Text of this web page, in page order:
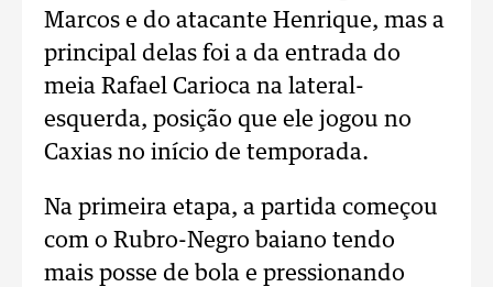
Marcos e do atacante Henrique, mas a
principal delas foi a da entrada do
meia Rafael Carioca na lateral-
esquerda, posição que ele jogou no
Caxias no início de temporada.
Na primeira etapa, a partida começou
com o Rubro-Negro baiano tendo
mais posse de bola e pressionando